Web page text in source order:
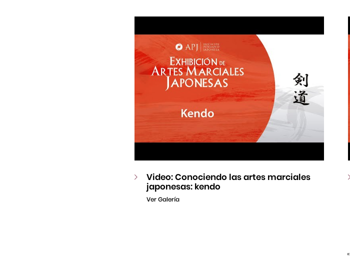
Video: Conociendo las artes marciales
japonesas: kendo
Ver Galería
«